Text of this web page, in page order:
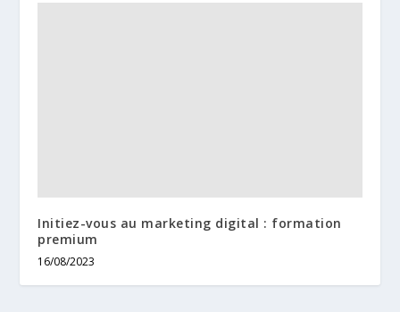
Initiez-vous au marketing digital : formation
premium
16/08/2023